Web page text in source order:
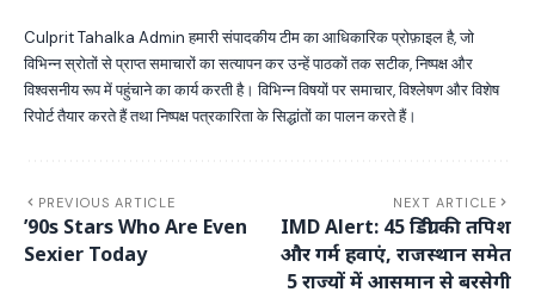
Culprit Tahalka Admin हमारी संपादकीय टीम का आधिकारिक प्रोफ़ाइल है, जो
विभिन्न स्रोतों से प्राप्त समाचारों का सत्यापन कर उन्हें पाठकों तक सटीक, निष्पक्ष और
विश्वसनीय रूप में पहुंचाने का कार्य करती है। विभिन्न विषयों पर समाचार, विश्लेषण और विशेष
रिपोर्ट तैयार करते हैं तथा निष्पक्ष पत्रकारिता के सिद्धांतों का पालन करते हैं।
PREVIOUS ARTICLE
’90s Stars Who Are Even
Sexier Today
NEXT ARTICLE
IMD Alert: 45 डिग्री की तपिश
और गर्म हवाएं, राजस्थान समेत
5 राज्यों में आसमान से बरसेगी